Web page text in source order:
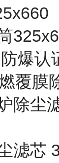
爆认
覆膜
除尘
滤芯